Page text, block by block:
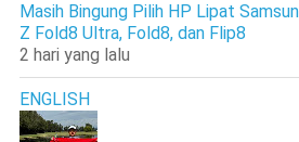
Masih Bingung Pilih HP Lipat
Z Fold8 Ultra, Fold8, dan Flip8
2 hari yang lalu
ENGLISH